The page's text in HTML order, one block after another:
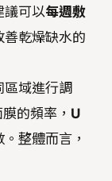
議可以每週敷
乾燥缺水的
區域進行調
的頻率， U
整體而言，